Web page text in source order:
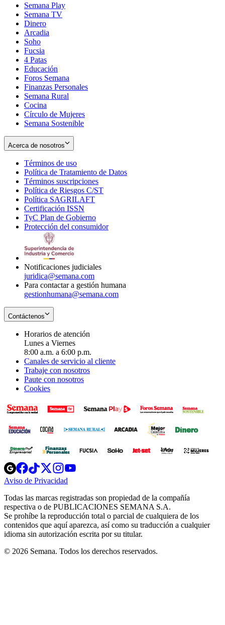
Semana Play
Semana TV
Dinero
Arcadia
Soho
in
new
window
Fucsia
in
new
window
4 Patas
Educación
Foros Semana
Finanzas Personales
Semana Rural
Cocina
Círculo de Mujeres
Semana Sostenible
Acerca de nosotros
Términos de uso
in
new
window
Política de Tratamiento de Datos
Términos suscripciones
in
Política de Riesgos C/ST
Política SAGRILAFT
new
window
Certificación ISSN
in
new
TyC Plan de Gobierno
in
Protección del consumidorOpens
Notificaciones judiciales
juridica@semana.com
Para contactar a gestión humana
gestionhumana@semana.com
Contáctenos
Horarios de atención
Lunes a Viernes
8:00 a.m. a 6:00 p.m.
Canales de servicio al cliente
Trabaje con nosotros
Paute con nosotros
Cookies
Opens
in
new
Opens
in
new
Opens
in
new
window
Opens
new
windowwindow
Aviso de Privacidad
new
window
Todas las marcas registradas son propiedad de la compañía
respectiva o de PUBLICACIONES SEMANA S.A.
Se prohíbe la reproducción total o parcial de cualquiera de los
contenidos que aquí aparezca, así como su traducción a cualquier
idioma sin autorización escrita por su titular.
© 2026 Semana. Todos los derechos reservados.